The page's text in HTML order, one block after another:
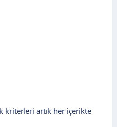
kriterleri artık her içerikte